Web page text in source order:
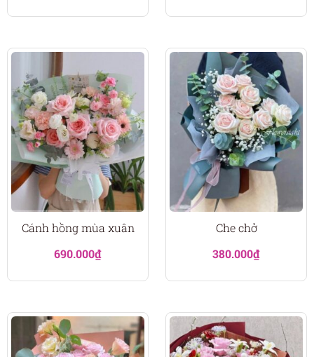
Cánh hồng mùa xuân
690.000₫
Che chở
380.000₫